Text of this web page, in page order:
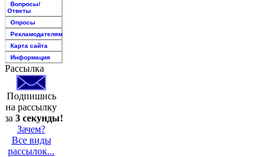
Вопросы/
Ответы
Опросы
Рекламодателям
Карта сайта
Информация
Рассылка
Подпишись
на рассылку
за 3 секунды!
Зачем?
Все виды
рассылок...